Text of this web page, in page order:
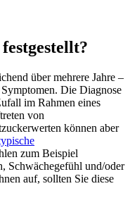
über mehrere Jahre –
Die Diagnose
im Rahmen eines
von
können aber
zum Beispiel
Schwächegefühl und/oder
auf, sollten Sie diese